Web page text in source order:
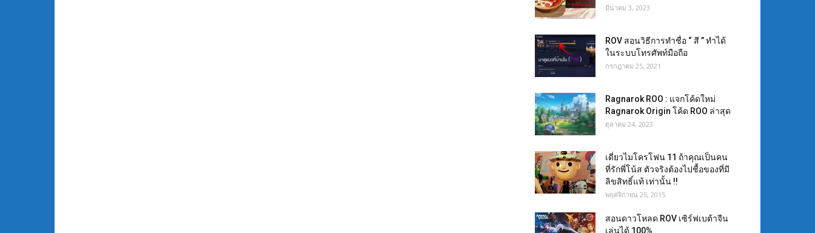
มีนาคม 3, 2023
ROV สอนวิธีการทำชื่อ “ สี ” ทำได้
ในระบบโทรศัพท์มือถือ
กรกฎาคม 25, 2021
Ragnarok ROO : แจกโค้ดใหม่
Ragnarok Origin โค้ด ROO ล่าสุด
ตุลาคม 24, 2023
เดี่ยวไมโครโฟน 11 ถ้าคุณเป็นคน
ที่รักพี่โน้ส ตัวจริงต้องไปชื้อของที่มี
ลิขสิทธิ์แท้ เท่านั้น !!
พฤศจิกายน 25, 2015
สอนดาวโหลด ROV เซิร์ฟเบต้าจีน
เล่นได้ 100%